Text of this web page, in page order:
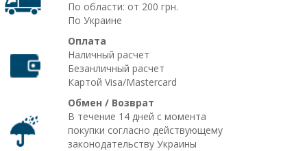
По области: от 200 грн.
По Украине
Оплата
Наличный расчет
Безанличный расчет
Картой Visa/Mastercard
Обмен / Возврат
В течение 14 дней с момента
покупки согласно действующему
законодательству Украины